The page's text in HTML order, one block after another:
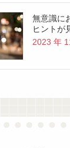
無意識に
ヒントが
2023 年